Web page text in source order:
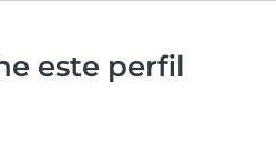
este perfil